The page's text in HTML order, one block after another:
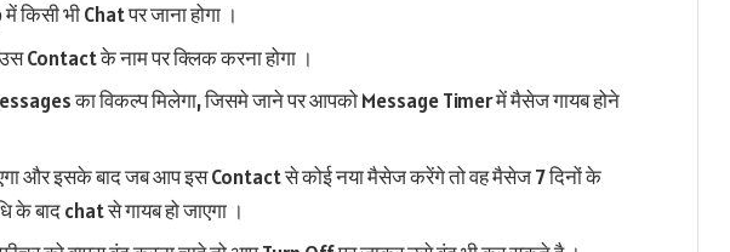
भी Chat पर जाना होगा ।
Contact के नाम पर क्लिक करना होगा ।
का विकल्प मिलेगा, जिसमे जाने पर आपको Message Timer में मैसेज गायब होने
और इसके बाद जब आप इस Contact से कोई नया मैसेज करेंगे तो वह मैसेज 7 दिनों के
के बाद chat से गायब हो जाएगा ।